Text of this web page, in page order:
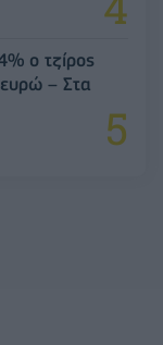
ο τζίρος
– Στα